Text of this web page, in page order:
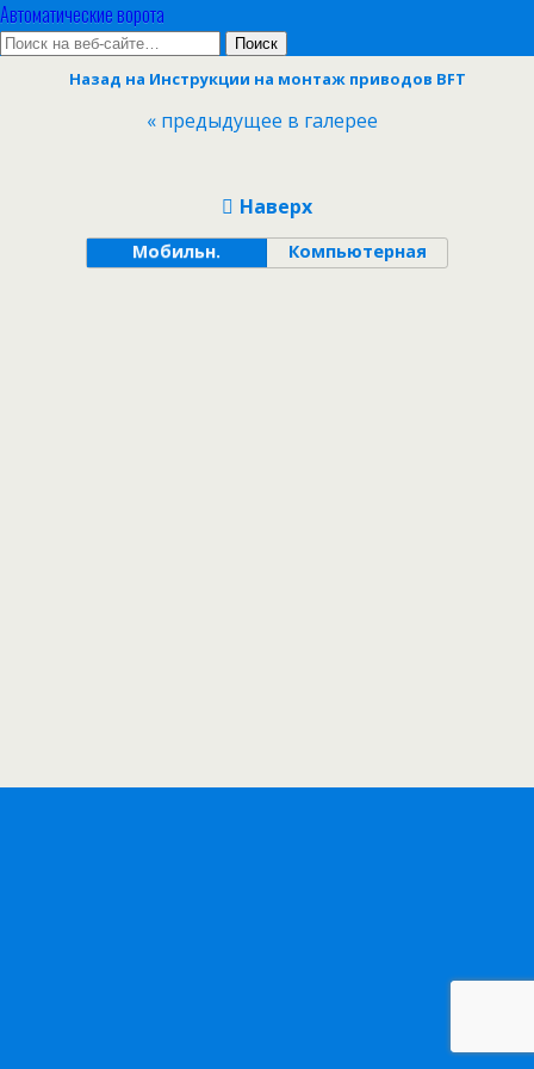
Автоматические ворота
Назад на Инструкции на монтаж приводов BFT
« предыдущее в галерее
Наверх
Мобильн. Компьютерная